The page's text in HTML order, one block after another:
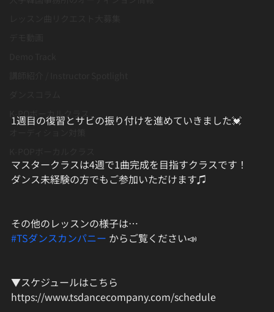
K-POボーカルクラス
1週目の復習とサビの振り付けを進めていきました💓
マスタークラスは4週で1曲完成を目指すクラスです！
ダンス未経験の方でもご参加いただけます♫
その他のレッスンの様子は…
#TSダンスカンパニー からご覧ください📣
▼スケジュールはこちら
https://www.tsdancecompany.com/schedule